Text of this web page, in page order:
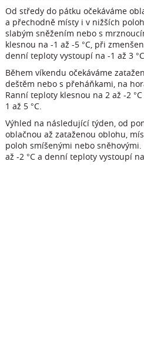
Od středy do pátku očekáváme
a přechodně místy i v nižších
slabým sněžením nebo s
klesnou na -1 až -5 °C, při
denní teploty vystoupí na -1 až 3
Během víkendu očekáváme
deštěm nebo s přeháňkami, na
Ranní teploty klesnou na 2 až -2
1 až 5 °C.
Výhled na následující týden, od
oblačnou až zataženou oblohu,
poloh smíšenými nebo
až -2 °C a denní teploty vystoupí na